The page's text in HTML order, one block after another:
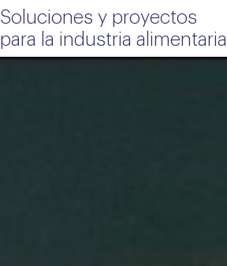
Soluciones y proyectos
para la industria alimentaria